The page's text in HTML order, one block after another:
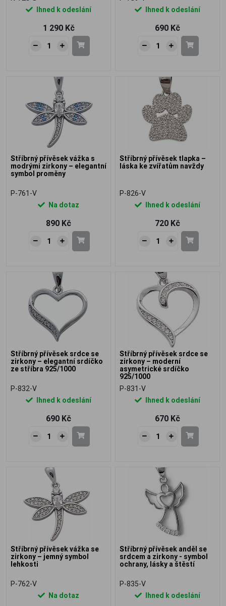
Ihned k odeslání
1 290 Kč
Ihned k odeslání
690 Kč
Stříbrný přívěsek vážka s
modrými zirkony – elegantní
symbol proměny
P-761-V
Na dotaz
890 Kč
Stříbrný přívěsek tlapka –
láska ke zvířatům navždy
P-826-V
Ihned k odeslání
720 Kč
Stříbrný přívěsek srdce se
zirkony – elegantní srdíčko
ze stříbra 925/1000
P-832-V
Ihned k odeslání
690 Kč
Stříbrný přívěsek srdce se
zirkony – moderní
asymetrické srdíčko
925/1000
P-831-V
Ihned k odeslání
670 Kč
Stříbrný přívěsek vážka se
zirkony – jemný symbol
lehkosti
P-762-V
Na dotaz
Stříbrný přívěsek anděl se
srdcem a zirkony - symbol
ochrany, lásky a štěstí
P-835-V
Ihned k odeslání